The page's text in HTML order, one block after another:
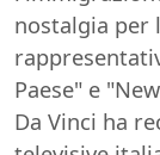
nostalgia per
Paese" e
Da Vinci ha